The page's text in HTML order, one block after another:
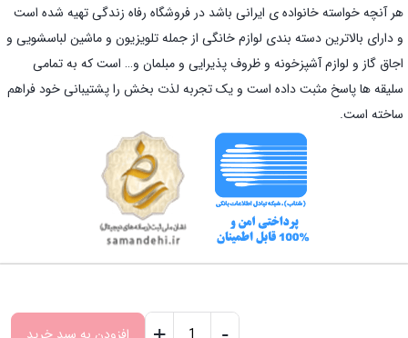
هر آنچه خواسته خانواده ی ایرانی باشد در فروشگاه رفاه زندگی تهیه شده است
و دارای بالاترین دسته بندی لوازم خانگی از جمله تلویزیون و ماشین لباسشویی و
اجاق گاز و لوازم آشپزخونه و ظروف پذیرایی و مبلمان و… است که به تمامی
سلیقه ها پاسخ مثبت داده است و یک تجربه لذت بخش را پشتیبانی خود فراهم
ساخته است.